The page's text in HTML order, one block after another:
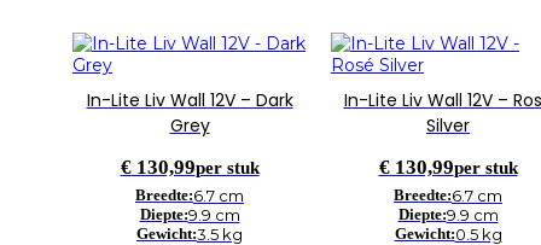
In-Lite Liv Wall 12V – Dark
Grey
€130,99per stuk
Breedte:6.7 cm
Diepte:9.9 cm
Gewicht:3.5 kg
In-Lite Liv Wall 12V –
Silver
€130,99per stuk
Breedte:6.7 cm
Diepte:9.9 cm
Gewicht:0.5 kg